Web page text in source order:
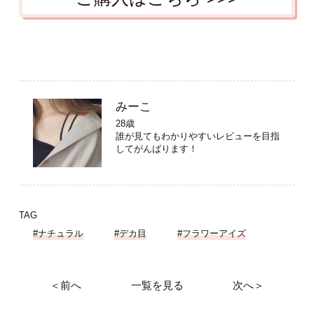
みーこ
28歳
誰が見てもわかりやすいレビューを目指
してがんばります！
TAG
#ナチュラル
#デカ目 #フラワーアイズ
＜前へ 一覧を見る 次へ＞